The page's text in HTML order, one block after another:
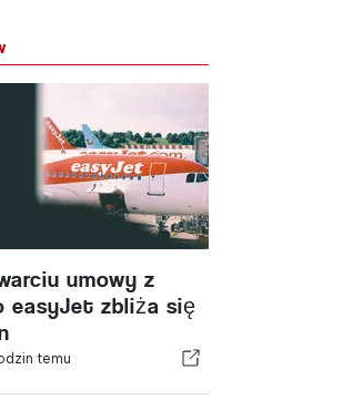
umowy z
easyJet zbliża się
temu